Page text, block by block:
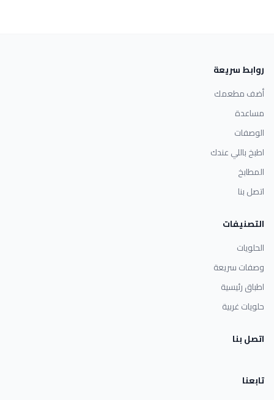
روابط سريعة
أضف مطعمك
مساعدة
الوصفات
اطبخ باللي عندك
المطابخ
اتصل بنا
التصنيفات
الحلويات
وصفات سريعة
اطباق رئيسية
حلويات غربية
اتصل بنا
تابعنا